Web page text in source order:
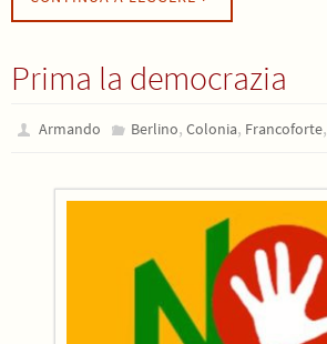
Prima la democrazia
Armando Berlino, Colonia, Francoforte,